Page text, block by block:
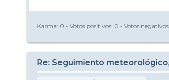
Karma: 0 - Votos positivos: 0 - Votos negativos:
Re: Seguimiento